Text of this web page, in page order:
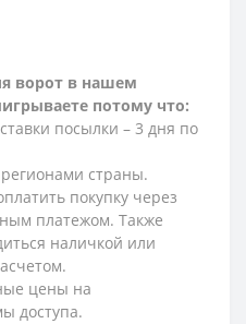
ворот в нашем
потому что:
посылки – 3 дня по
страны.
покупку через
платежом. Также
наличкой или
цены на
доступа.